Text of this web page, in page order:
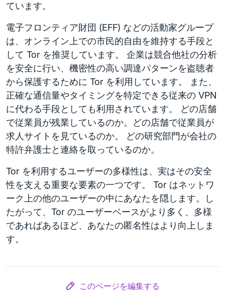
ています。
電子フロンティア財団 (EFF) などの活動家グループ
は、オンライン上での市民的自由を維持する手段と
して Tor を推奨しています。 企業は競合他社の分析
を安全に行い、機密性の高い調達パターンを盗聴者
から保護するために Tor を利用しています。 また、
正確な通信量やタイミングを特定できる従来の VPN
に代わる手段としても利用されています。 どの店舗
で従業員が残業しているのか。どの店舗で従業員が
求人サイトを見ているのか。 どの研究部門が会社の
特許弁護士と連絡を取っているのか。
Tor を利用するユーザーの多様性は、実はその安全
性を支える重要な要素の一つです。 Tor はネットワ
ーク上の他のユーザーの中にあなたを隠します。し
たがって、Tor のユーザーベースがより多く、多様
であればあるほど、あなたの匿名性はより向上しま
す。
このページを編集する